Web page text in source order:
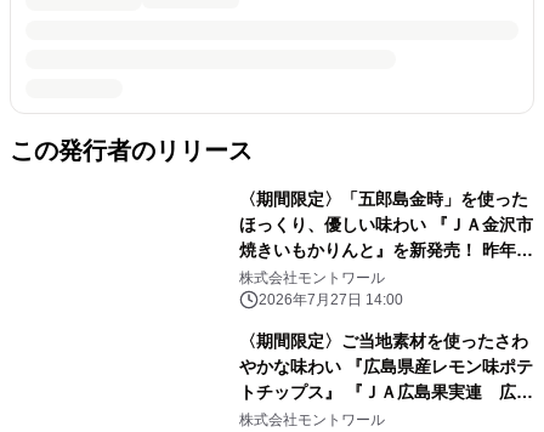
この発行者のリリース
〈期間限定〉「五郎島金時」を使った
ほっくり、優しい味わい 『ＪＡ金沢市
焼きいもかりんと』を新発売！ 昨年好
評の『ＪＡ金沢市 焼きいもばうむ』も
再発売
株式会社モントワール
2026年7月27日 14:00
〈期間限定〉ご当地素材を使ったさわ
やかな味わい 『広島県産レモン味ポテ
トチップス』 『ＪＡ広島果実連 広島
県産レモンチーズアーモンド』 2026
株式会社モントワール